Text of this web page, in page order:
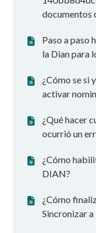
documentos
Paso a paso
la Dian para
¿Cómo se si
activar
¿Qué hacer
ocurrió un
¿Cómo
DIAN?
¿Cómo
Sincronizar